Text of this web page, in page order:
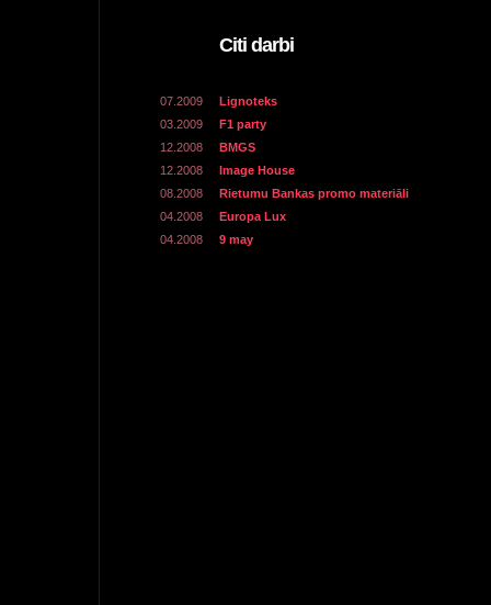
Citi darbi
07.2009
Lignoteks
03.2009
F1 party
12.2008
BMGS
12.2008
Image House
08.2008
Rietumu Bankas promo materiāli
04.2008
Europa Lux
04.2008
9 may